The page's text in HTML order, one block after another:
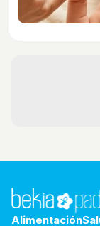
Alimentación